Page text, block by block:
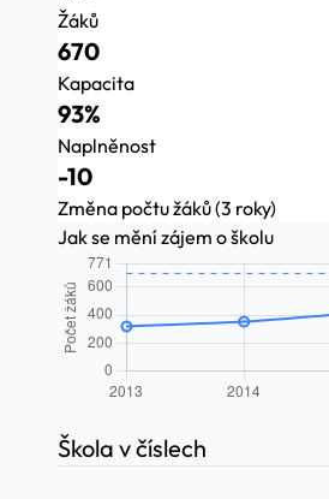
Žáků
670
Kapacita
93%
Naplněnost
-10
Změna počtu žáků (3 roky)
Jak se mění zájem o školu
Škola v číslech